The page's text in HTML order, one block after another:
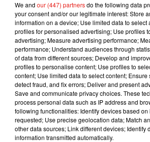
Musique
5 août 2026
Benny Blanco invite
Becky G sur son
4 août 2026
Tiny Desk invite
live session solaire
We and our (447) partnersdo the following data
your consent and/or our legitimate interest: Store
information on a device; Use limited data to select
profiles for personalised advertising; Use profiles
advertising; Measure advertising performance;
performance; Understand audiences through
of data from different sources; Develop and
profiles to personalise content; Use profiles to
content; Use limited data to select content; Ensure
detect fraud, and fix errors; Deliver and present
Save and communicate privacy choices. These
process personal data such as IP address and
following functionalities: Identify devices based
requested; Use precise geolocation data; Match
other data sources; Link different devices; Identify
information transmitted automatically.